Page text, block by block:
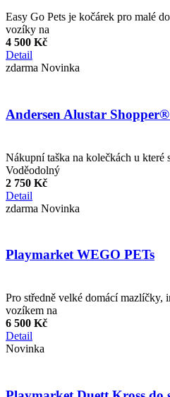
Easy Go Pets je kočárek pro malé
vozíky na
4 500 Kč
Detail
zdarma Novinka
Andersen Alustar
Nákupní taška na kolečkách u které
Voděodolný
2 750 Kč
Detail
zdarma Novinka
Playmarket WEGO PETs
Pro středně velké domácí
vozíkem na
6 500 Kč
Detail
Novinka